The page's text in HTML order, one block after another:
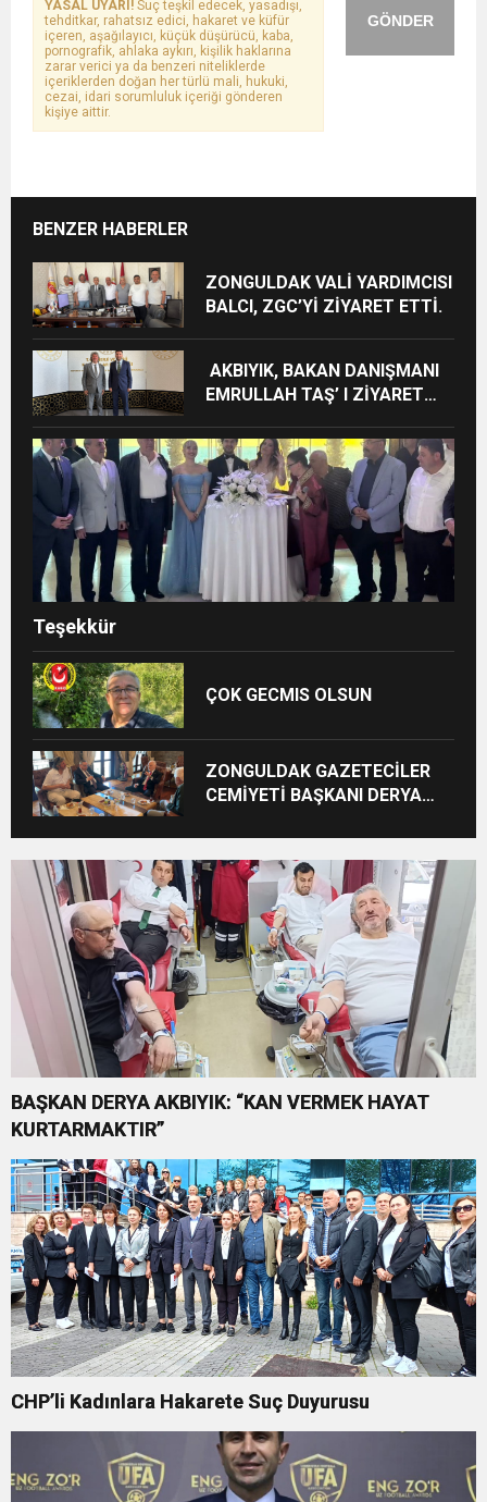
GÖNDER
YASAL UYARI! Suç teşkil edecek, yasadışı,
tehditkar, rahatsız edici, hakaret ve küfür
içeren, aşağılayıcı, küçük düşürücü, kaba,
pornografik, ahlaka aykırı, kişilik haklarına
zarar verici ya da benzeri niteliklerde
içeriklerden doğan her türlü mali, hukuki,
cezai, idari sorumluluk içeriği gönderen
kişiye aittir.
BENZER HABERLER
ZONGULDAK VALİ YARDIMCISI
BALCI, ZGC’Yİ ZİYARET ETTİ.
AKBIYIK, BAKAN DANIŞMANI
EMRULLAH TAŞ’ I ZİYARET
Teşekkür
ÇOK GECMIS OLSUN
ZONGULDAK GAZETECİLER
CEMİYETİ BAŞKANI DERYA
AİLESİNE BAYRAM ZİYARETİ
BAŞKAN DERYA AKBIYIK: “KAN VERMEK HAYAT
KURTARMAKTIR”
CHP’li Kadınlara Hakarete Suç Duyurusu